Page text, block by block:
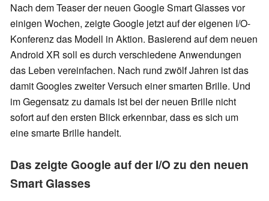
Nach dem Teaser der neuen Google Smart Glasses vor
einigen Wochen, zeigte Google jetzt auf der eigenen I/O-
Konferenz das Modell in Aktion. Basierend auf dem neuen
Android XR soll es durch verschiedene Anwendungen
das Leben vereinfachen. Nach rund zwölf Jahren ist das
damit Googles zweiter Versuch einer smarten Brille. Und
im Gegensatz zu damals ist bei der neuen Brille nicht
sofort auf den ersten Blick erkennbar, dass es sich um
eine smarte Brille handelt.
Das zeigte Google auf der I/O zu den neuen
Smart Glasses